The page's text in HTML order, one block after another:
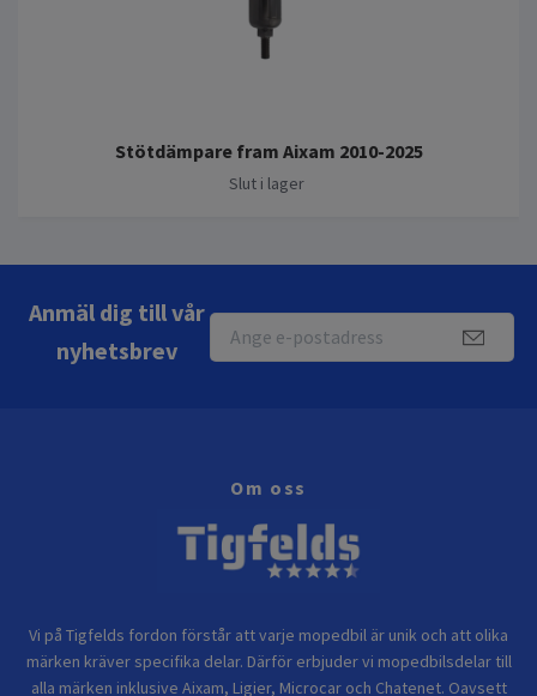
Stötdämpare fram Aixam 2010-2025
Slut i lager
Anmäl dig till vår
nyhetsbrev
Om oss
Vi på Tigfelds fordon förstår att varje mopedbil är unik och att olika
märken kräver specifika delar. Därför erbjuder vi mopedbilsdelar till
alla märken inklusive Aixam, Ligier, Microcar och Chatenet. Oavsett